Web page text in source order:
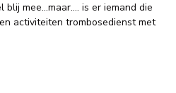
mee...maar…. is er iemand die
activiteiten trombosedienst met